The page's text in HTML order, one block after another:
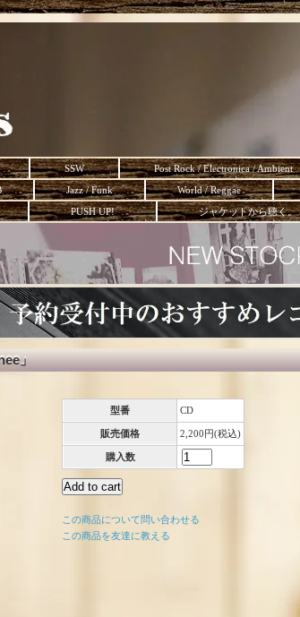
SSW Post Rock / Electronica / Ambient
Jazz / Funk World / Reggae
PUSH UP! ジャケットから聴く。
」
型番 CD
販売価格 2,200円(税込)
購入数
この商品について問い合わせる
この商品を友達に教える